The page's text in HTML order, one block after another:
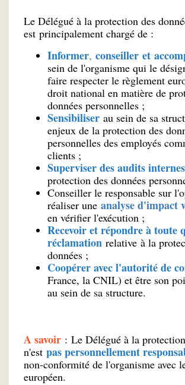
Le Délégué à la protection des
est principalement chargé de :
Informer, conseiller et
sein de l'organisme qui le
faire respecter le règlement
droit national en matière de
données personnelles ;
Sensibiliser au sein de sa
enjeux de la protection des
personnelles des employés
clients ;
Superviser des audits internes
protection des données
Conseiller le responsable sur
réaliser une analyse d'impact
en vérifier l'exécution ;
Recevoir et répondre à toute
réclamation relative à la
données ;
Coopérer avec l'autorité de
France, la CNIL) et être son
au sein de sa structure.
A savoir : Le Délégué à la
n'est pas personnellement
non-conformité de l'organisme avec
européen.